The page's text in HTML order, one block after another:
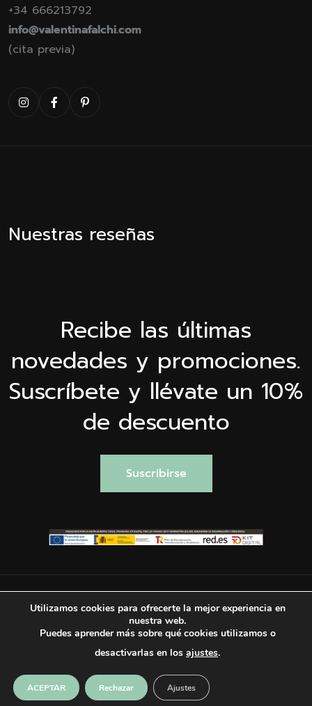
+34 666213792
info@valentinafalchi.com
(cita previa)
Nuestras reseñas
Recibe las últimas
novedades y promociones.
Suscríbete y llévate un 10%
de descuento
Suscribirse
GDPR acción requerida Utilizaremos tus datos sólo
© copyright 2025 Valentina Falchi. Todos los derechos
Utilizamos cookies para ofrecerte la mejor experiencia en
nuestra web.
Puedes aprender más sobre qué cookies utilizamos o
desactivarlas en los ajustes.
ACEPTAR Rechazar Ajustes